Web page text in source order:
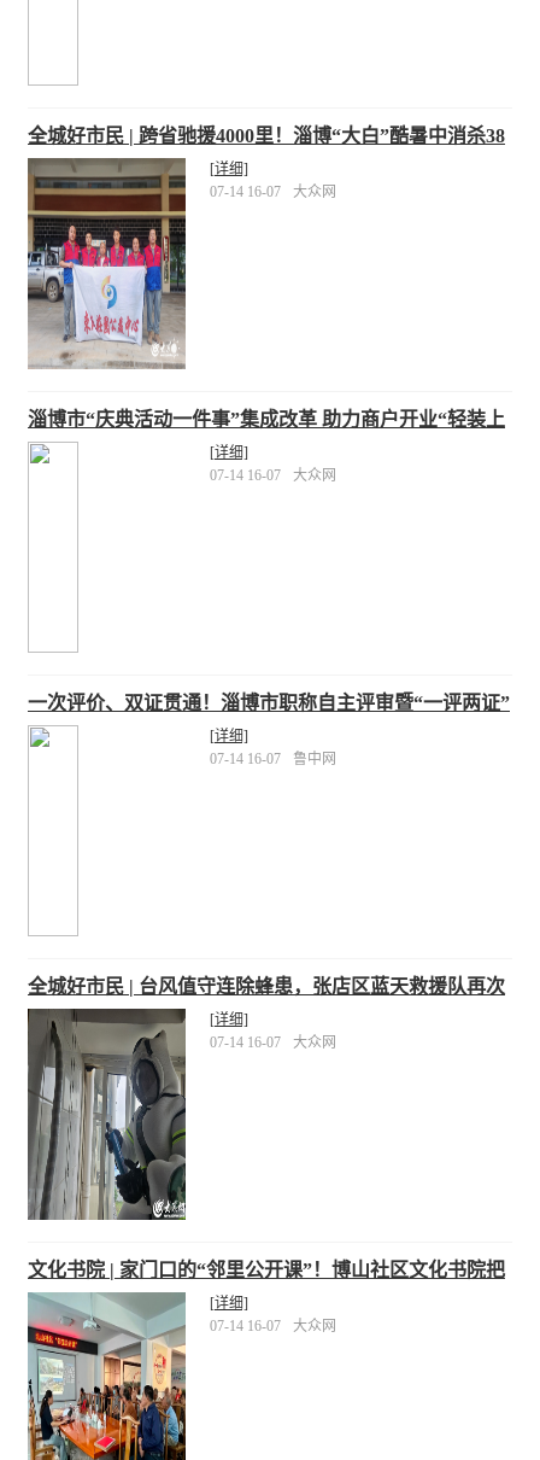
全城好市民 | 跨省驰援4000里！淄博“大白”酷暑中消杀38
万平
[详细]
07-14 16-07
大众网
淄博市“庆典活动一件事”集成改革 助力商户开业“轻装上
阵”
[详细]
07-14 16-07
大众网
一次评价、双证贯通！淄博市职称自主评审暨“一评两证”
企业名单公布
[详细]
07-14 16-07
鲁中网
全城好市民 | 台风值守连除蜂患，张店区蓝天救援队再次
出击“捅蜂窝”
[详细]
07-14 16-07
大众网
文化书院 | 家门口的“邻里公开课”！博山社区文化书院把
干货送到您身边
[详细]
07-14 16-07
大众网